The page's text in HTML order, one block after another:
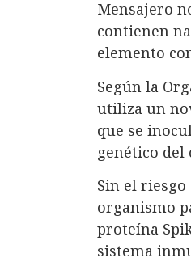
Mensajero
contienen
elemento
Según la
utiliza un
que se
genético
Sin el
organismo
proteína
sistema